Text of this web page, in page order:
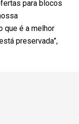
para blocos
que é a melhor
preservada”,